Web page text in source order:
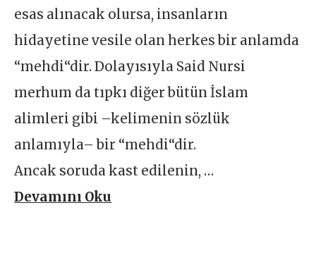
esas alınacak olursa, insanların
hidayetine vesile olan herkes bir anlamda
“mehdi“dir. Dolayısıyla Said Nursi
merhum da tıpkı diğer bütün İslam
alimleri gibi –kelimenin sözlük
anlamıyla– bir “mehdi“dir.
Ancak soruda kast edilenin, …
Devamını Oku